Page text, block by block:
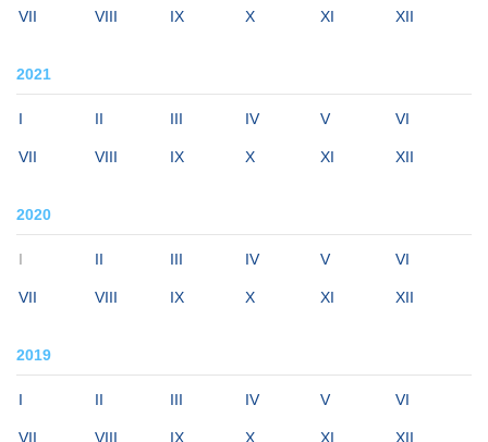
VII VIII IX X XI XII
2021
I II III IV V VI
VII VIII IX X XI XII
2020
I II III IV V VI
VII VIII IX X XI XII
2019
I II III IV V VI
VII VIII IX X XI XII